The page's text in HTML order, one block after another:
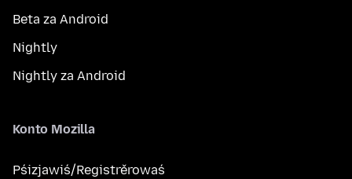
Beta za Android
Nightly
Nightly za Android
Konto Mozilla
Pśizjawiś/Registrěrowaś